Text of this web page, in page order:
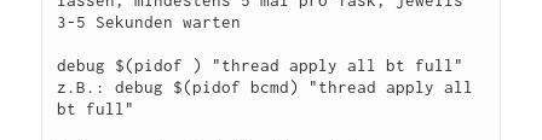
3-5 Sekunden warten
debug $(pidof ) "thread apply all bt full"
z.B.: debug $(pidof bcmd) "thread apply all
bt full"